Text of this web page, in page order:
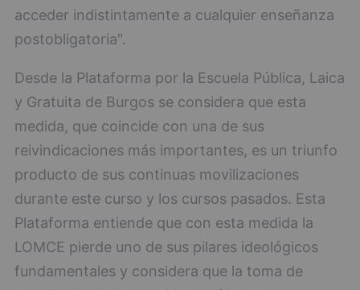
acceder indistintamente a cualquier enseñanza
postobligatoria".
Desde la Plataforma por la Escuela Pública, Laica
y Gratuita de Burgos se considera que esta
medida, que coincide con una de sus
reivindicaciones más importantes, es un triunfo
producto de sus continuas movilizaciones
durante este curso y los cursos pasados. Esta
Plataforma entiende que con esta medida la
LOMCE pierde uno de sus pilares ideológicos
fundamentales y considera que la toma de